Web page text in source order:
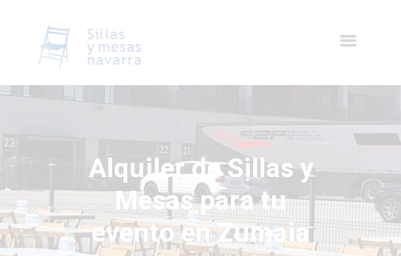
Alquiler de Sillas y
Mesas para tu
evento en Zumaia